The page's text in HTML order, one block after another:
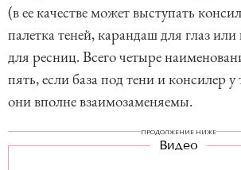
(в ее качестве может выступать
палетка теней, карандаш для глаз
для ресниц. Всего четыре
пять, если база под тени и консилер у
они вполне взаимозаменяемы.
ПРОДОЛЖЕНИЕ НИЖЕ
Видео